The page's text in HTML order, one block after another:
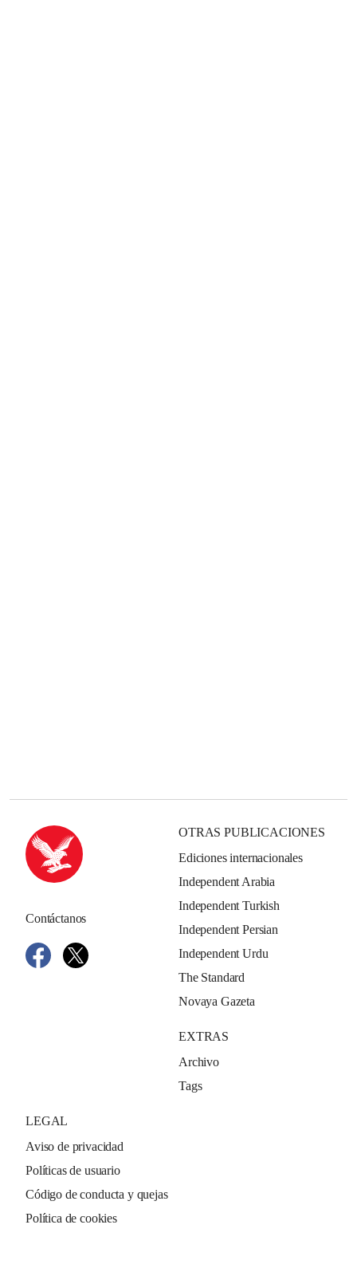
Contáctanos
OTRAS PUBLICACIONES
Ediciones internacionales
Independent Arabia
Independent Turkish
Independent Persian
Independent Urdu
The Standard
Novaya Gazeta
EXTRAS
Archivo
Tags
LEGAL
Aviso de privacidad
Políticas de usuario
Código de conducta y quejas
Política de cookies